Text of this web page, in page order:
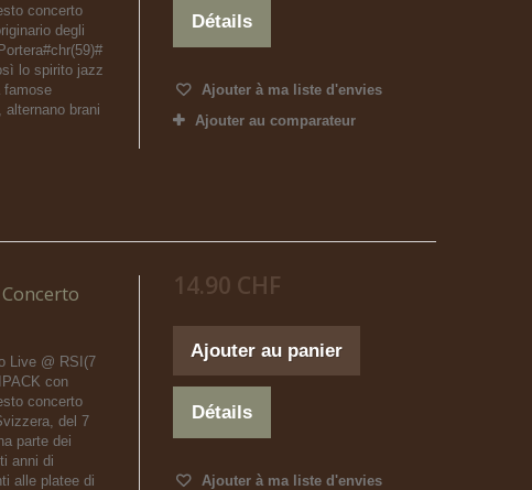
concerto
degli
lo spirito jazz
famose
brani
Détails
Ajouter à ma liste d'envies
Ajouter au comparateur
Live @ RSI(7
con
concerto
del 7
parte dei
anni di
alle platee di
14.90 CHF
Ajouter au panier
Détails
Ajouter à ma liste d'envies